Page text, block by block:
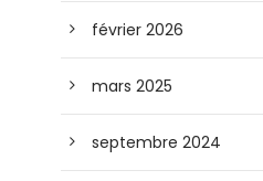
février 2026
mars 2025
septembre 2024